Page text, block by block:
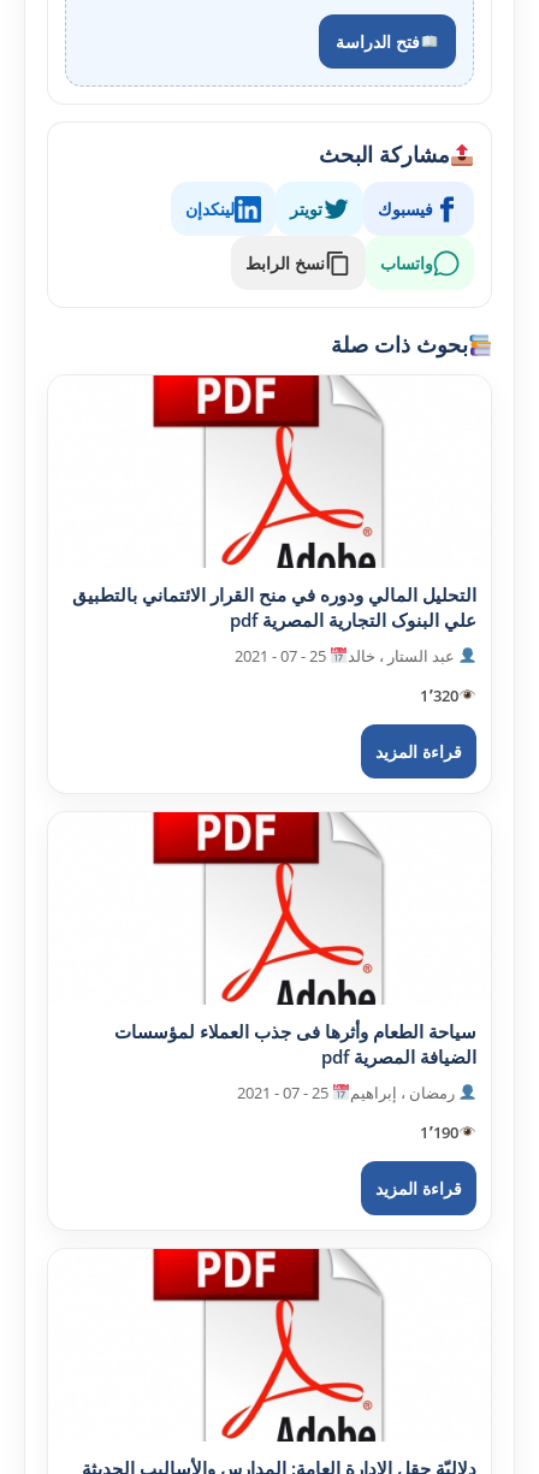
فتح الدراسة
مشاركة البحث
فيسبوك تويتر لينكدإن
واتساب نسخ الرابط
بحوث ذات صلة
التحليل المالي ودوره في منح القرار الائتماني بالتطبيق
علي البنوک التجارية المصرية pdf
عبد الستار ، خالد
1٬320
قراءة المزيد
سياحة الطعام وأثرها فى جذب العملاء لمؤسسات
الضيافة المصرية pdf
رمضان ، إبراهيم
1٬190
قراءة المزيد
دلاليّة حقل الإدارة العامة: المدارس والأساليب الحديثة